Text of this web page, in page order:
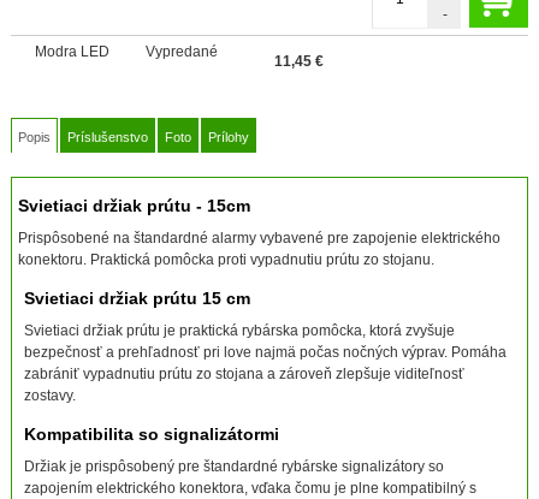
-
Modra LED Vypredané
11,45 €
Popis Príslušenstvo Foto Prílohy
Svietiaci držiak prútu - 15cm
Prispôsobené na štandardné alarmy vybavené pre zapojenie elektrického
konektoru. Praktická pomôcka proti vypadnutiu prútu zo stojanu.
Svietiaci držiak prútu 15 cm
Svietiaci držiak prútu je praktická rybárska pomôcka, ktorá zvyšuje
bezpečnosť a prehľadnosť pri love najmä počas nočných výprav. Pomáha
zabrániť vypadnutiu prútu zo stojana a zároveň zlepšuje viditeľnosť
zostavy.
Kompatibilita so signalizátormi
Držiak je prispôsobený pre štandardné rybárske signalizátory so
zapojením elektrického konektora, vďaka čomu je plne kompatibilný s